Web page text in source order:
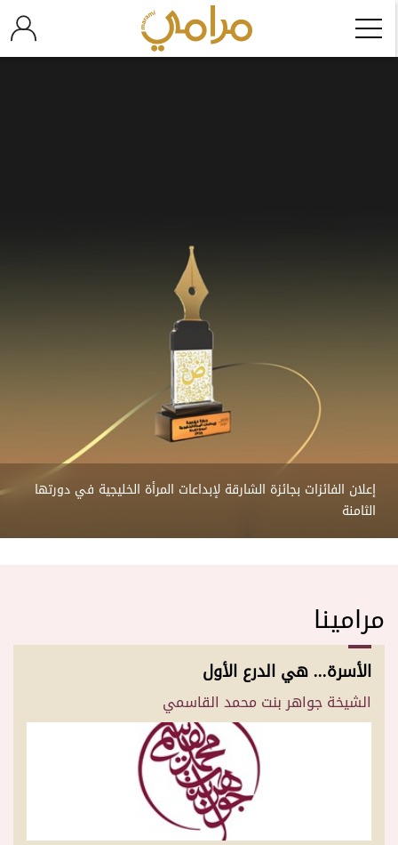
الشيخة حور القاسمي: الشارقة... تصنع بيئة تحتضن الفن والثقافة
أنا وبناتي
إعلان الفائزات بجائزة الشارقة لإبداعات المرأة الخليجية في دورتها
الثامنة
مريم المنصوري… حكاية مطبخ إماراتي يعبر إلى العالم
موزة المهيري: مساعدة الآخرين... سر النجاح
الإيقاع الحيوي للإنسان وعلاقته بالسمنة
مرامينا
الأسرة... هي الدرع الأول
الشيخة جواهر بنت محمد القاسمي